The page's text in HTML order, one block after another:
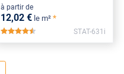
à partir de
12,02 € le m² *
*****
STAT-631i